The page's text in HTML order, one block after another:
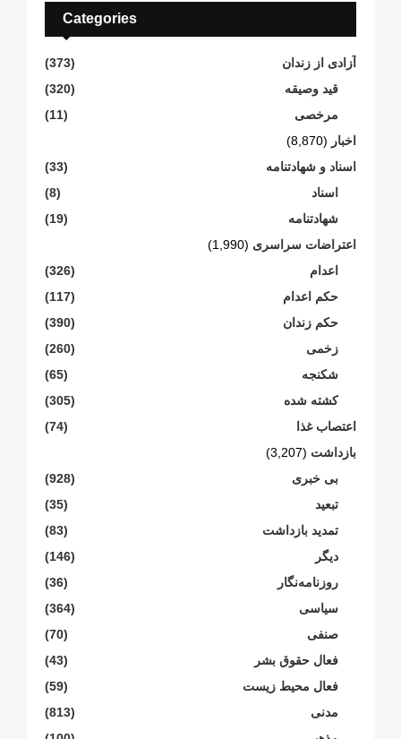
Categories
آزادی از زندان
(373)
قید وصیقه
(320)
مرخصی
(11)
اخبار (8,870)
اسناد و شهادتنامە
(33)
اسناد
(8)
شهادتنامە
(19)
اعتراضات سراسری (1,990)
اعدام
(326)
حکم اعدام
(117)
حکم زندان
(390)
زخمی
(260)
شکنجە
(65)
کشته شده
(305)
اعتصاب غذا
(74)
بازداشت (3,207)
بی خبری
(928)
تبعید
(35)
تمدید بازداشت
(83)
دیگر
(146)
روزنامەنگار
(36)
سیاسی
(364)
صنفی
(70)
فعال حقوق بشر
(43)
فعال محیط زیست
(59)
مدنی
(813)